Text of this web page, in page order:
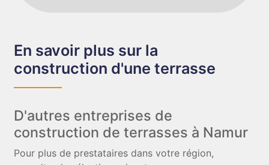
En savoir plus sur la
construction d'une terrasse
D'autres entreprises de
construction de terrasses à Namur
Pour plus de prestataires dans votre région,